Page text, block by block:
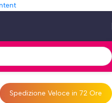
Cucina Fornelli
Spedizione Veloce in 72 Ore